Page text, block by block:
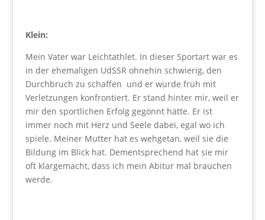
Klein:
Mein Vater war Leichtathlet. In dieser Sportart war es
in der ehemaligen UdSSR ohnehin schwierig, den
Durchbruch zu schaffen und er wurde früh mit
Verletzungen konfrontiert. Er stand hinter mir, weil er
mir den sportlichen Erfolg gegönnt hätte. Er ist
immer noch mit Herz und Seele dabei, egal wo ich
spiele. Meiner Mutter hat es wehgetan, weil sie die
Bildung im Blick hat. Dementsprechend hat sie mir
oft klargemacht, dass ich mein Abitur mal brauchen
werde.